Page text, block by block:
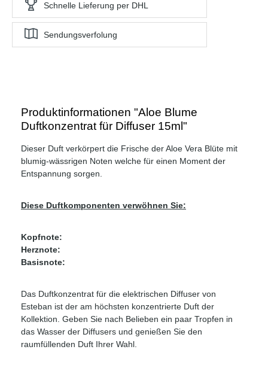
Schnelle Lieferung per DHL
Sendungsverfolung
Produktinformationen "Aloe Blume
Duftkonzentrat für Diffuser 15ml"
Dieser Duft verkörpert die Frische der Aloe Vera Blüte mit
blumig-wässrigen Noten welche für einen Moment der
Entspannung sorgen.
Diese Duftkomponenten verwöhnen Sie:
Kopfnote:
Herznote:
Basisnote:
Das Duftkonzentrat für die elektrischen Diffuser von
Esteban ist der am höchsten konzentrierte Duft der
Kollektion. Geben Sie nach Belieben ein paar Tropfen in
das Wasser der Diffusers und genießen Sie den
raumfüllenden Duft Ihrer Wahl.